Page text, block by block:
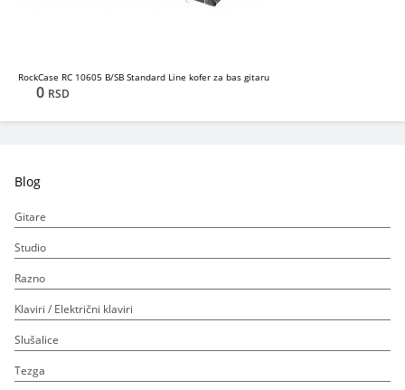
RockCase RC 10605 B/SB Standard Line kofer za bas gitaru
0 RSD
Blog
Gitare
Studio
Razno
Klaviri / Električni klaviri
Slušalice
Tezga